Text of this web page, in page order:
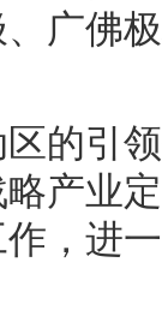
广佛
的引
产业
，进